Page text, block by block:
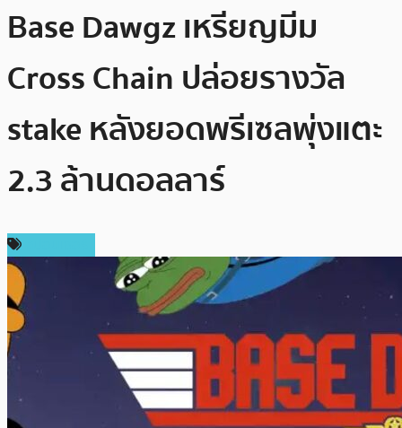
Base Dawgz เหรียญมีม
Cross Chain ปล่อยรางวัล
stake หลังยอดพรีเซลพุ่งแตะ
2.3 ล้านดอลลาร์